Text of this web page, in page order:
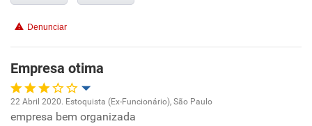
Denunciar
Empresa otima
Oportunidade de promoção
22 Abril 2020. Estoquista (Ex-Funcionário), São Paulo
empresa bem organizada